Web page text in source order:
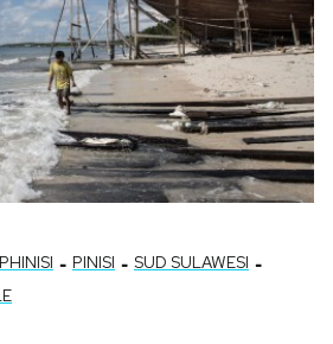
PHINISI - PINISI - SUD SULAWESI -